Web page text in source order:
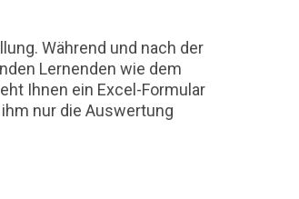
Während und nach der
Lernenden wie dem
Ihnen ein Excel-Formular
nur die Auswertung